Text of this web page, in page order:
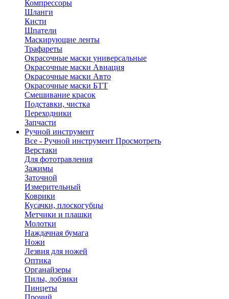
Компрессоры
Шланги
Кисти
Шпатели
Маскирующие ленты
Трафареты
Окрасочные маски универсальные
Окрасочные маски Авиация
Окрасочные маски Авто
Окрасочные маски БТТ
Смешивание красок
Подставки, чистка
Переходники
Запчасти
Ручной инструмент
Все - Ручной инструмент Просмотреть
Верстаки
Для фототравления
Зажимы
Заточной
Измерительный
Коврики
Кусачки, плоскогубцы
Метчики и плашки
Молотки
Наждачная бумага
Ножи
Лезвия для ножей
Оптика
Органайзеры
Пилы, лобзики
Пинцеты
Прочий